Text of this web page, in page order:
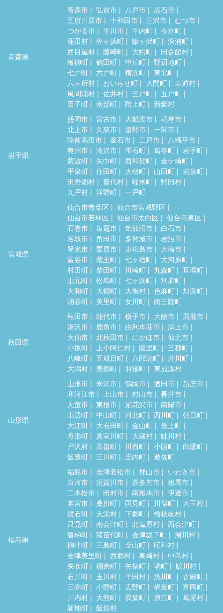
青森県
青森市 弘前市 八戸市
黒石市
五所川原市
十和田市 三沢市
むつ市
つがる市
平川市 平内町
今別町
蓬田村
外ヶ浜町 鰺ヶ沢町
深浦町
西目屋村
藤崎町 大鰐町
田舎館村
板柳町
鶴田町 中泊町
野辺地町
七戸町
六戸町 横浜町
東北町
六ヶ所村
おいらせ町 大間町
東通村
風間浦村
佐井村 三戸町
五戸町
田子町
南部町 階上町 新郷村
岩手県
盛岡市 宮古市 大船渡市
花巻市
北上市
久慈市 遠野市
一関市
陸前高田市
釜石市 二戸市
八幡平市
奥州市
滝沢市 雫石町 葛巻町
岩手町
紫波町
矢巾町 西和賀町
金ケ崎町
平泉町
住田町 大槌町 山田町
岩泉町
田野畑村
普代村 軽米町
野田村
九戸村
洋野町 一戸町
宮城県
仙台市青葉区
仙台市宮城野区
仙台市若林区
仙台市太白区
仙台市泉区
石巻市
塩竈市 気仙沼市
白石市
名取市
角田市 多賀城市
岩沼市
登米市
栗原市 東松島市
大崎市
富谷市
蔵王町 七ヶ宿町
大河原町
村田町
柴田町 川崎町 丸森町
亘理町
山元町
松島町 七ヶ浜町
利府町
大和町
大郷町 大衡村 色麻町
加美町
涌谷町
美里町 女川町 南三陸町
秋田県
秋田市 能代市 横手市 大館市
男鹿市
湯沢市
鹿角市 由利本荘市
潟上市
大仙市
北秋田市 にかほ市
仙北市
小坂町
上小阿仁村 藤里町
三種町
八峰町
五城目町 八郎潟町
井川町
大潟村
美郷町 羽後町 東成瀬村
山形県
山形市 米沢市 鶴岡市 酒田市
新庄市
寒河江市
上山市 村山市
長井市
天童市
東根市 尾花沢市
南陽市
山辺町
中山町 河北町 西川町
朝日町
大江町
大石田町 金山町
最上町
舟形町
真室川町 大蔵村
鮭川村
戸沢村
高畠町 川西町 小国町
白鷹町
飯豊町
三川町 庄内町 遊佐町
福島県
福島市 会津若松市 郡山市
いわき市
白河市
須賀川市 喜多方市
相馬市
二本松市
田村市 南相馬市
伊達市
本宮市
桑折町 国見町 川俣町
大玉村
鏡石町
天栄村 下郷町
檜枝岐村
只見町
南会津町 北塩原村
西会津町
磐梯町
猪苗代町 会津坂下町
湯川村
柳津町
三島町 金山町
昭和村
会津美里町
西郷村 泉崎村
中島村
矢吹町
棚倉町 矢祭町 塙町
鮫川村
石川町
玉川村 平田村 浅川町
古殿町
三春町
小野町 広野町 楢葉町
富岡町
川内村
大熊町 双葉町 浪江町
葛尾村
新地町
飯舘村